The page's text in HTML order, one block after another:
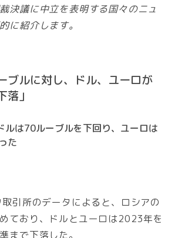
決議に中立を表明する国々のニュ
に紹介します。
ブルに対し、ドル、ユーロが
落」
ルは70ルーブルを下回り、ユーロは
た
引所のデータによると、ロシアの
ており、ドルとユーロは2023年を
まで下落した。